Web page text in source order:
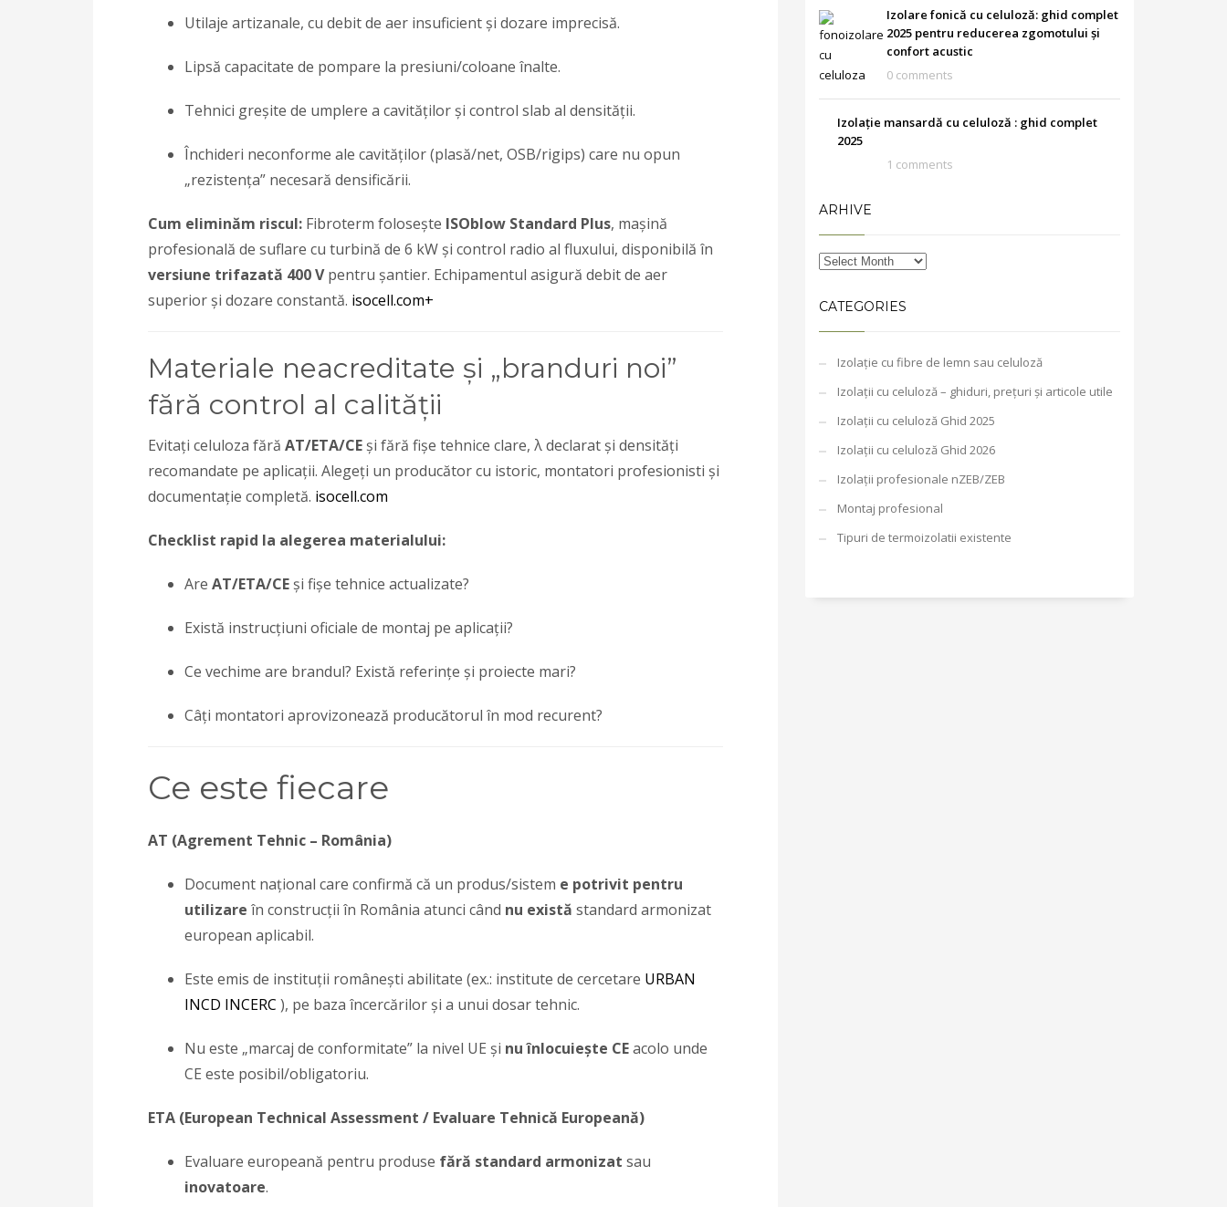
Utilaje artizanale, cu debit de aer insuficient și dozare imprecisă.
Lipsă capacitate de pompare la presiuni/coloane înalte.
Tehnici greșite de umplere a cavităților și control slab al densității.
Închideri neconforme ale cavităților (plasă/net, OSB/rigips) care nu opun
„rezistența” necesară densificării.
Cum eliminăm riscul: Fibroterm folosește ISOblow Standard Plus, mașină
profesională de suflare cu turbină de 6 kW și control radio al fluxului, disponibilă în
versiune trifazată 400 Vpentru șantier. Echipamentul asigură debit de aer
superior și dozare constantă. isocell.com+
Materiale neacreditate și „branduri noi”
fără control al calității
Evitați celuloza fără AT/ETA/CE și fără fișe tehnice clare, λ declarat și densități
recomandate pe aplicații. Alegeți un producător cu istoric, montatori profesionisti și
documentație completă. isocell.com
Checklist rapid la alegerea materialului:
Are AT/ETA/CE și fișe tehnice actualizate?
Există instrucțiuni oficiale de montaj pe aplicații?
Ce vechime are brandul? Există referințe și proiecte mari?
Câți montatori aprovizonează producătorul în mod recurent?
Ce este fiecare
AT (Agrement Tehnic – România)
Document național care confirmă că un produs/sistem e potrivit pentru
utilizare în construcții în România atunci când nu există standard armonizat
european aplicabil.
Este emis de instituții românești abilitate (ex.: institute de cercetare URBAN
INCD INCERC ), pe baza încercărilor și a unui dosar tehnic.
Nu este „marcaj de conformitate” la nivel UE și nu înlocuiește CEacolo unde
CE este posibil/obligatoriu.
ETA (European Technical Assessment / Evaluare Tehnică Europeană)
Evaluare europeană pentru produse fără standard armonizat sau
inovatoare.
Izolare fonică cu celuloză: ghid complet
2025 pentru reducerea zgomotului și
confort acustic
0 comments
Izolație mansardă cu celuloză : ghid complet
2025
1 comments
ARHIVE
CATEGORIES
Izolație cu fibre de lemn sau celuloză
Izolații cu celuloză – ghiduri, prețuri și articole utile
Izolații cu celuloză Ghid 2025
Izolații cu celuloză Ghid 2026
Izolații profesionale nZEB/ZEB
Montaj profesional
Tipuri de termoizolatii existente